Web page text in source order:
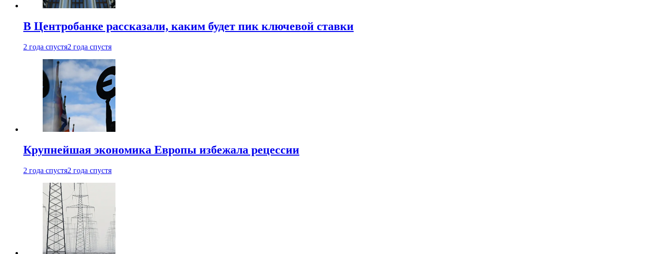
В Центробанке рассказали, каким будет пик ключевой ставки
2 года спустя2 года спустя
Крупнейшая экономика Европы избежала рецессии
2 года спустя2 года спустя